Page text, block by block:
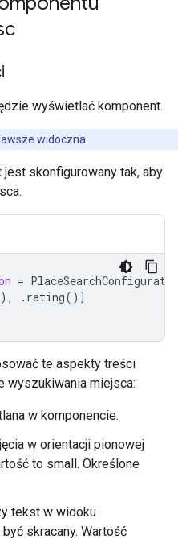
wyświetlać komponent.
widoczna.
skonfigurowany tak, aby
=
. rating()]
te aspekty treści
wyszukiwania miejsca:
w komponencie.
w orientacji pionowej
to small. Określone
tekst w widoku
skracany. Wartość